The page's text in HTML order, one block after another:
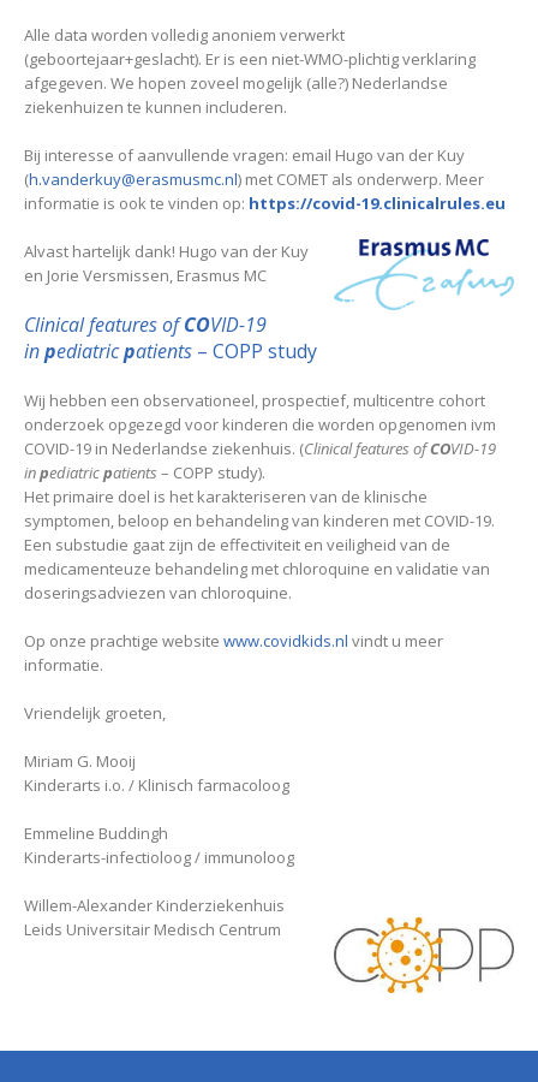
Alle data worden volledig anoniem verwerkt
(geboortejaar+geslacht). Er is een niet-WMO-plichtig verklaring
afgegeven. We hopen zoveel mogelijk (alle?) Nederlandse
ziekenhuizen te kunnen includeren.
Bij interesse of aanvullende vragen: email Hugo van der Kuy
(h.vanderkuy@erasmusmc.nl) met COMET als onderwerp. Meer
informatie is ook te vinden op: https://covid-19.clinicalrules.eu
Alvast hartelijk dank! Hugo van der Kuy
en Jorie Versmissen, Erasmus MC
Clinical features ofCOVID-19
inpediatricpatients – COPP study
Wij hebben een observationeel, prospectief, multicentre cohort
onderzoek opgezegd voor kinderen die worden opgenomen ivm
COVID-19 in Nederlandse ziekenhuis. (Clinical features ofCOVID-19
inpediatricpatients – COPP study).
Het primaire doel is het karakteriseren van de klinische
symptomen, beloop en behandeling van kinderen met COVID-19.
Een substudie gaat zijn de effectiviteit en veiligheid van de
medicamenteuze behandeling met chloroquine en validatie van
doseringsadviezen van chloroquine.
Op onze prachtige website www.covidkids.nl vindt u meer
informatie.
Vriendelijk groeten,
Miriam G. Mooij
Kinderarts i.o. / Klinisch farmacoloog
Emmeline Buddingh
Kinderarts-infectioloog / immunoloog
Willem-Alexander Kinderziekenhuis
Leids Universitair Medisch Centrum